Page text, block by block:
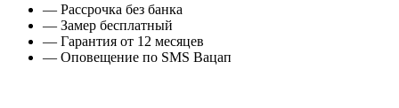
— Рассрочка без банка
— Замер бесплатный
— Гарантия от 12 месяцев
— Оповещение по SMS Вацап